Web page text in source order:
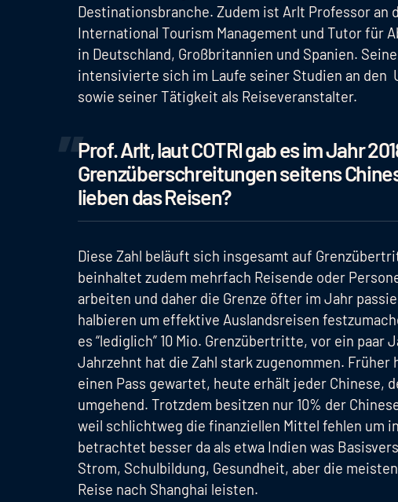
Destinationsbranche. Zudem ist Arlt Professor an
International Tourism Management und Tutor für
in Deutschland, Großbritannien und Spanien.
intensivierte sich im Laufe seiner Studien an den
sowie seiner Tätigkeit als Reiseveranstalter.
Prof. Arlt, laut COTRI gab es im Jahr
Grenzüberschreitungen seitens
lieben das Reisen?
Diese Zahl beläuft sich insgesamt auf
beinhaltet zudem mehrfach Reisende oder
arbeiten und daher die Grenze öfter im Jahr
halbieren um effektive Auslandsreisen
es “lediglich” 10 Mio. Grenzübertritte, vor ein paar
Jahrzehnt hat die Zahl stark zugenommen. Früher
einen Pass gewartet, heute erhält jeder Chinese,
umgehend. Trotzdem besitzen nur 10% der
weil schlichtweg die finanziellen Mittel fehlen um
betrachtet besser da als etwa Indien was
Strom, Schulbildung, Gesundheit, aber die
Reise nach Shanghai leisten.